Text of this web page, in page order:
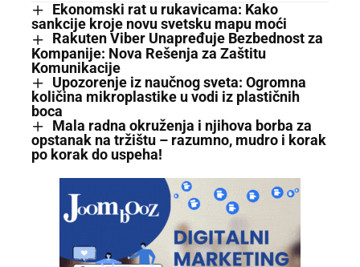
Ekonomski rat u rukavicama: Kako
sankcije kroje novu svetsku mapu moći
Rakuten Viber Unapređuje Bezbednost za
Kompanije: Nova Rešenja za Zaštitu
Komunikacije
Upozorenje iz naučnog sveta: Ogromna
količina mikroplastike u vodi iz plastičnih
boca
Mala radna okruženja i njihova borba za
opstanak na tržištu – razumno, mudro i korak
po korak do uspeha!